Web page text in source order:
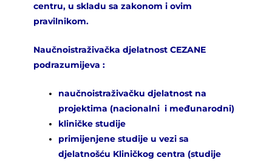
centru, u skladu sa zakonom i ovim
pravilnikom.
Naučnoistraživačka djelatnost CEZANE
podrazumijeva :
naučnoistraživačku djelatnost na
projektima (nacionalni i međunarodni)
kliničke studije
primijenjene studije u vezi sa
djelatnošću Kliničkog centra (studije